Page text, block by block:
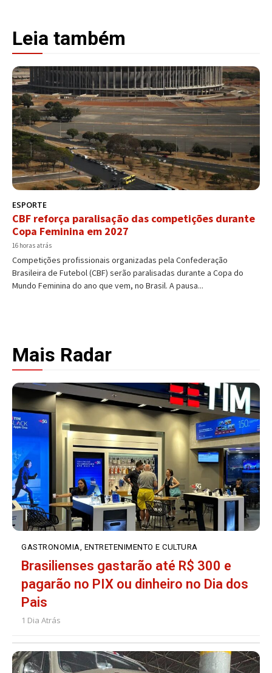
Leia também
ESPORTE
CBF reforça paralisação das competições durante
Copa Feminina em 2027
16 horas atrás
Competições profissionais organizadas pela Confederação
Brasileira de Futebol (CBF) serão paralisadas durante a Copa do
Mundo Feminina do ano que vem, no Brasil. A pausa...
Mais Radar
GASTRONOMIA, ENTRETENIMENTO E CULTURA
Brasilienses gastarão até R$ 300 e
pagarão no PIX ou dinheiro no Dia dos
Pais
1 Dia Atrás